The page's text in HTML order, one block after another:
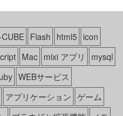
Flash html5 icon
Mac mixi アプリ
mysql
WEBサービス
アプリケーション ゲーム